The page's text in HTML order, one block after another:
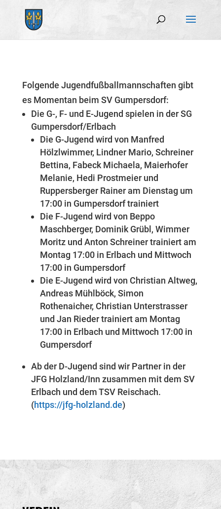
Folgende Jugendfußballmannschaften gibt
es Momentan beim SV Gumpersdorf:
Die G-, F- und E-Jugend spielen in der SG
Gumpersdorf/Erlbach
Die G-Jugend wird von Manfred
Hölzlwimmer, Lindner Mario, Schreiner
Bettina, Fabeck Michaela, Maierhofer
Melanie, Hedi Prostmeier und
Ruppersberger Rainer am Dienstag um
17:00 in Gumpersdorf trainiert
Die F-Jugend wird von Beppo
Maschberger, Dominik Grübl, Wimmer
Moritz und Anton Schreiner trainiert am
Montag 17:00 in Erlbach und Mittwoch
17:00 in Gumpersdorf
Die E-Jugend wird von Christian Altweg,
Andreas Mühlböck, Simon
Rothenaicher, Christian Unterstrasser
und Jan Rieder trainiert am Montag
17:00 in Erlbach und Mittwoch 17:00 in
Gumpersdorf
Ab der D-Jugend sind wir Partner in der
JFG Holzland/Inn zusammen mit dem SV
Erlbach und dem TSV Reischach.
(https://jfg-holzland.de)